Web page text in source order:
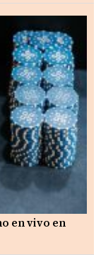
en vivo en